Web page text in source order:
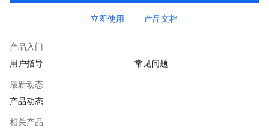
立即使用 产品文档
产品入门
用户指导
常见问题
最新动态
产品动态
相关产品